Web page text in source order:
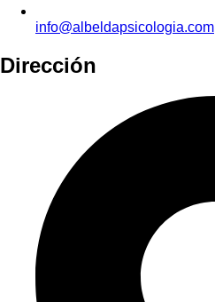
info@albeldapsicologia.com
Dirección